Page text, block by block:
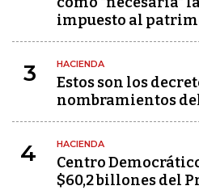
impuesto al
3 HACIENDA
Estos son los
nombramientos
4 HACIENDA
Centro
$60,2 billones del